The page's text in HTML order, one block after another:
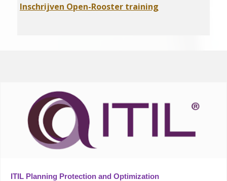
Inschrijven Open-Rooster training
ITIL Planning Protection and Optimization